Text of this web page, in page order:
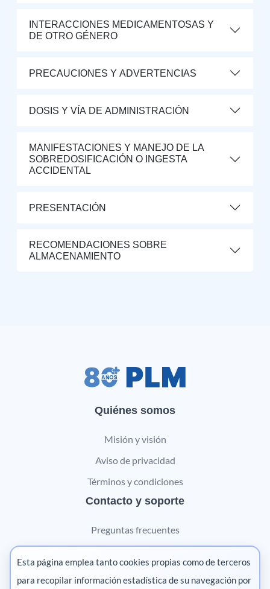
INTERACCIONES MEDICAMENTOSAS Y
DE OTRO GÉNERO
PRECAUCIONES Y ADVERTENCIAS
DOSIS Y VÍA DE ADMINISTRACIÓN
MANIFESTACIONES Y MANEJO DE LA
SOBREDOSIFICACIÓN O INGESTA
ACCIDENTAL
PRESENTACIÓN
RECOMENDACIONES SOBRE
ALMACENAMIENTO
Quiénes somos
Misión y visión
Aviso de privacidad
Términos y condiciones
Contacto y soporte
Preguntas frecuentes
Contáctanos
Marketing digital
Esta página emplea tanto cookies propias como de terceros
para recopilar información estadística de su navegación por